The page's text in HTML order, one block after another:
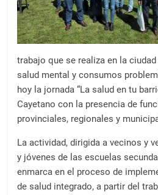
trabajo que se realiza en la
salud mental y consumos
hoy la jornada “La salud en tu
Cayetano con la presencia de
provinciales, regionales y
La actividad, dirigida a vecinos y
y jóvenes de las escuelas
enmarca en el proceso de
de salud integrado, a partir del